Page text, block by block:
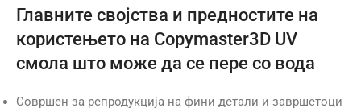
Главните својства и предностите на
користењето на Copymaster3D UV
смола што може да се пере со вода
Совршен за репродукција на фини детали и завршетоци